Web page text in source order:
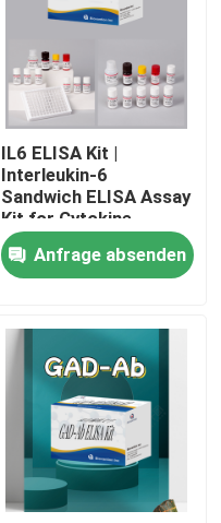
IL6 ELISA Kit |
Interleukin-6
Sandwich ELISA Assay
Kit for Cytokine
Quantitative Detection
in Biological Samples,
Serum, Plasma, Cell
Anfrage absenden